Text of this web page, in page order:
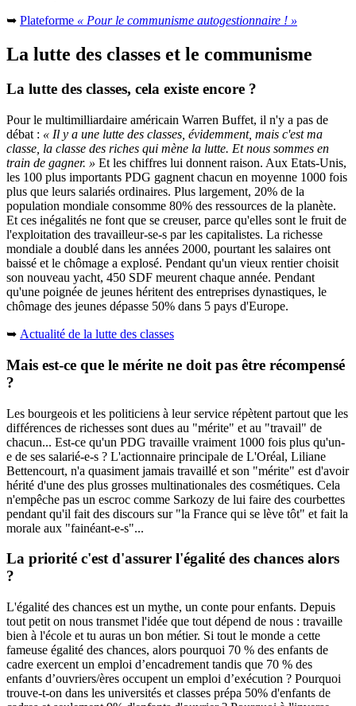
➥ Plateforme « Pour le communisme autogestionnaire ! »
La lutte des classes et le communisme
La lutte des classes, cela existe encore ?
Pour le multimilliardaire américain Warren Buffet, il n'y a pas de
débat : « Il y a une lutte des classes, évidemment, mais c'est ma
classe, la classe des riches qui mène la lutte. Et nous sommes en
train de gagner. » Et les chiffres lui donnent raison. Aux Etats-Unis,
les 100 plus importants PDG gagnent chacun en moyenne 1000 fois
plus que leurs salariés ordinaires. Plus largement, 20% de la
population mondiale consomme 80% des ressources de la planète.
Et ces inégalités ne font que se creuser, parce qu'elles sont le fruit de
l'exploitation des travailleur-se-s par les capitalistes. La richesse
mondiale a doublé dans les années 2000, pourtant les salaires ont
baissé et le chômage a explosé. Pendant qu'un vieux rentier choisit
son nouveau yacht, 450 SDF meurent chaque année. Pendant
qu'une poignée de jeunes héritent des entreprises dynastiques, le
chômage des jeunes dépasse 50% dans 5 pays d'Europe.
➥ Actualité de la lutte des classes
Mais est-ce que le mérite ne doit pas être récompensé
?
Les bourgeois et les politiciens à leur service répètent partout que les
différences de richesses sont dues au "mérite" et au "travail" de
chacun... Est-ce qu'un PDG travaille vraiment 1000 fois plus qu'un-
e de ses salarié-e-s ? L'actionnaire principale de L'Oréal, Liliane
Bettencourt, n'a quasiment jamais travaillé et son "mérite" est d'avoir
hérité d'une des plus grosses multinationales des cosmétiques. Cela
n'empêche pas un escroc comme Sarkozy de lui faire des courbettes
pendant qu'il fait des discours sur "la France qui se lève tôt" et fait la
morale aux "fainéant-e-s"...
La priorité c'est d'assurer l'égalité des chances alors
?
L'égalité des chances est un mythe, un conte pour enfants. Depuis
tout petit on nous transmet l'idée que tout dépend de nous : travaille
bien à l'école et tu auras un bon métier. Si tout le monde a cette
fameuse égalité des chances, alors pourquoi 70 % des enfants de
cadre exercent un emploi d’encadrement tandis que 70 % des
enfants d’ouvriers/ères occupent un emploi d’exécution ? Pourquoi
trouve-t-on dans les universités et classes prépa 50% d'enfants de